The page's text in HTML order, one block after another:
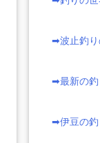
➡波止釣り
➡最新の釣
➡伊豆の